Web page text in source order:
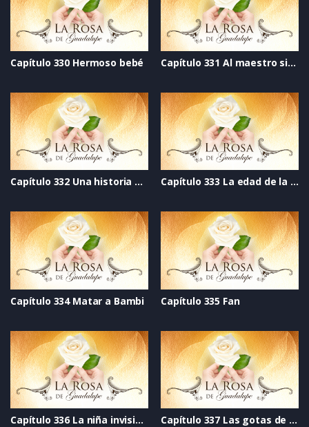
Capítulo 330 Hermoso bebé Capítulo 331 Al maestro sin cariño
Capítulo 332 Una historia de amor Capítulo 333 La edad de la inocencia
Capítulo 334 Matar a Bambi Capítulo 335 Fan
Capítulo 336 La niña invisible Capítulo 337 Las gotas de lluvia